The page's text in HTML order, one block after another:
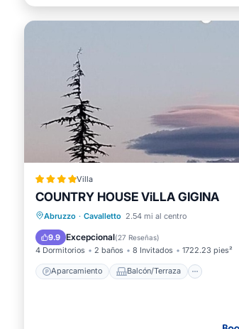
Villa
COUNTRY HOUSE ViLLA GIGINA
Abruzzo · Cavalletto 2.54 mi al centro
9.9 Excepcional(27 Reseñas)
4 Dormitorios 2 baños 8 Invitados 1722.23 pies²
Aparcamiento Balcón/Terraza
Aparcamiento
Balcón/Terraza
Vistas
Aire acondicionado